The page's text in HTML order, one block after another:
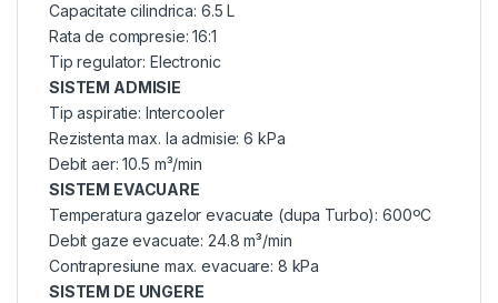
Capacitate cilindrica: 6.5 L
Rata de compresie: 16:1
Tip regulator: Electronic
SISTEM ADMISIE
Tip aspiratie: Intercooler
Rezistenta max. la admisie: 6 kPa
Debit aer: 10.5 m³/min
SISTEM EVACUARE
Temperatura gazelor evacuate (dupa Turbo): 600ºC
Debit gaze evacuate: 24.8 m³/min
Contrapresiune max. evacuare: 8 kPa
SISTEM DE UNGERE